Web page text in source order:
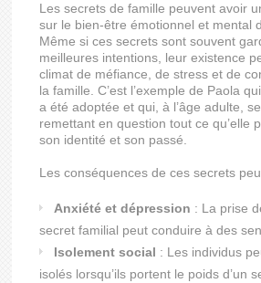
Les secrets de famille peuvent avoir
sur le bien-être émotionnel et mental
Même si ces secrets sont souvent
meilleures intentions, leur existence
climat de méfiance, de stress et de
la famille. C’est l’exemple de Paola
a été adoptée et qui, à l’âge adulte,
remettant en question tout ce qu’elle
son identité et son passé.
Les conséquences de ces secrets
Anxiété et dépression : La prise
secret familial peut conduire à des
Isolement social : Les individus
isolés lorsqu’ils portent le poids d’un